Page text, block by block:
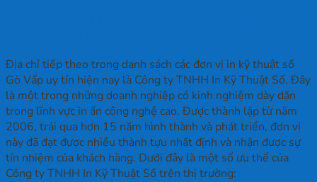
Địa chỉ tiếp theo trong danh sách các đơn vị in kỹ thuật số
Gò Vấp uy tín hiện nay là Công ty TNHH In Kỹ Thuật Số. Đây
là một trong những doanh nghiệp có kinh nghiệm dày dặn
trong lĩnh vực in ấn công nghệ cao. Được thành lập từ năm
2006, trải qua hơn 15 năm hình thành và phát triển, đơn vị
này đã đạt được nhiều thành tựu nhất định và nhận được sự
tín nhiệm của khách hàng. Dưới đây là một số ưu thế của
Công ty TNHH In Kỹ Thuật Số trên thị trường: